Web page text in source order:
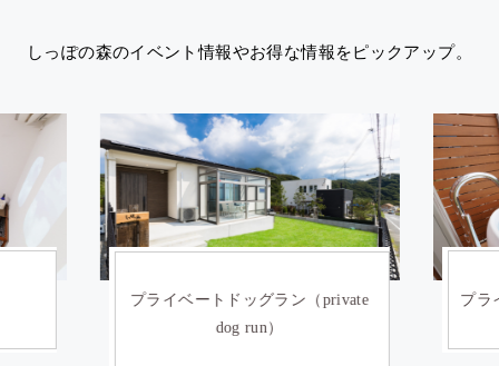
しっぽの森のイベント情報やお得な情報をピックアップ。
プライベートドッグラン（private
dog run）
プラ